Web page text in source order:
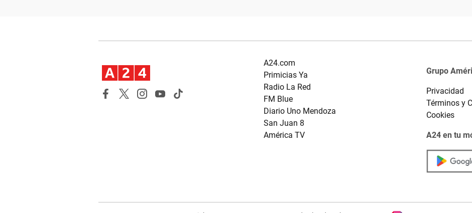
A24.com
Primicias Ya
Radio La Red
FM Blue
Diario Uno Mendoza
San Juan 8
América TV
Grupo
Privacidad
Términos y
Cookies
A24 en tu